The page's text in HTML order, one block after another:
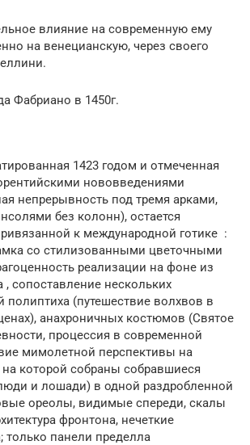
влияние на современную ему
на венецианскую, через своего
Фабриано в 1450г.
1423 годом и отмеченная
нововведениями
непрерывность под тремя арками,
без колонн), остается
к международной готике :
со стилизованными цветочными
реализации на фоне из
, сопоставление нескольких
полиптиха (путешествие волхвов в
анахроничных костюмов (Святое
процессия в современной
мимолетной перспективы на
которой собраны собравшиеся
и лошади) в одной раздробленной
ореолы, видимые спереди, скалы
фронтона, нечеткие
только панели пределла